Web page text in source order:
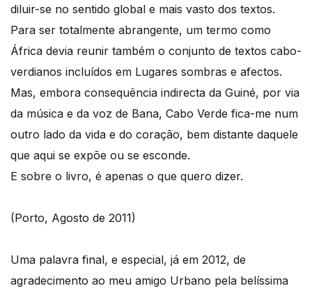
diluir-se no sentido global e mais vasto dos textos.
Para ser totalmente abrangente, um termo como
África devia reunir também o conjunto de textos cabo-
verdianos incluídos em Lugares sombras e afectos.
Mas, embora consequência indirecta da Guiné, por via
da música e da voz de Bana, Cabo Verde fica-me num
outro lado da vida e do coração, bem distante daquele
que aqui se expõe ou se esconde.
E sobre o livro, é apenas o que quero dizer.
(Porto, Agosto de 2011)
Uma palavra final, e especial, já em 2012, de
agradecimento ao meu amigo Urbano pela belíssima